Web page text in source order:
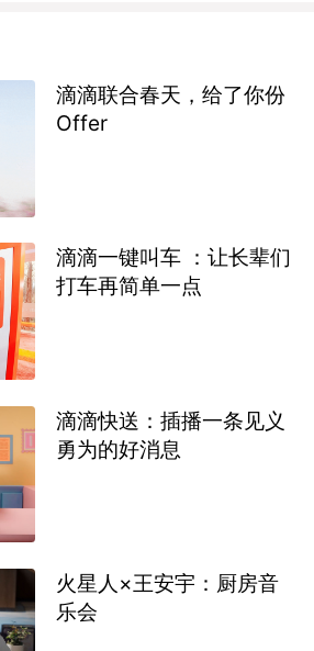
滴滴联合春天，给了你份
Offer
滴滴一键叫车 ：让长辈们
打车再简单一点
滴滴快送：插播一条见义
勇为的好消息
火星人×王安宇：厨房音
乐会